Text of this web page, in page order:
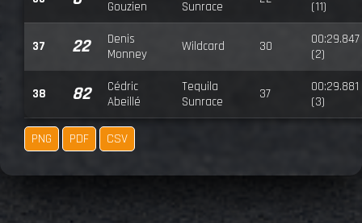
Gouzien Sunrace (11)
37 22
Denis
Monney
Wildcard 30
00:29.847
(2)
38 82
Cédric
Abeillé
Tequila
Sunrace
37
00:29.881
(3)
PNG PDF CSV